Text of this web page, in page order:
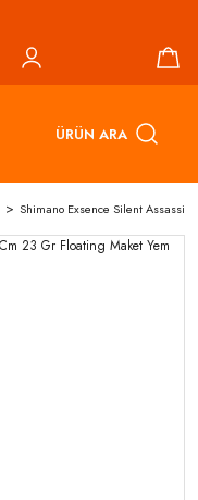
ÜRÜN ARA
Shimano Exsence Silent